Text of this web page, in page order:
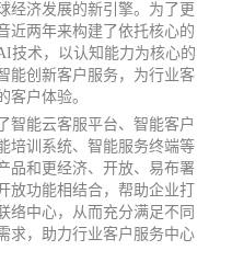
经济发展的新引擎。为了更
近两年来构建了依托核心的
技术，以认知能力为核心的
能创新客户服务，为行业客
客户体验。
智能云客服平台、智能客户
培训系统、智能服务终端等
品和更经济、开放、易布署
放功能相结合，帮助企业打
络中心，从而充分满足不同
求，助力行业客户服务中心